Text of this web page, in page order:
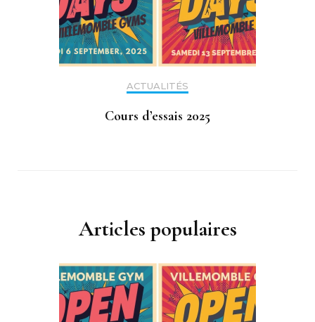
ACTUALITÉS
Cours d’essais 2025
Articles populaires